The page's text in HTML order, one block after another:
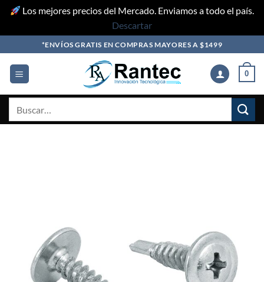
Los mejores precios del Mercado. Enviamos a todo el país.
Descartar
to
content
*ENVÍOS GRATIS EN COMPRAS MAYORES A $1499
0